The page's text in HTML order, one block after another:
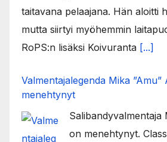
taitavana pelaajana. Hän aloitti
mutta siirtyi myöhemmin
RoPS:n lisäksi Koivuranta [...]
Valmentajalegenda Mika
menehtynyt
on menehtynyt.